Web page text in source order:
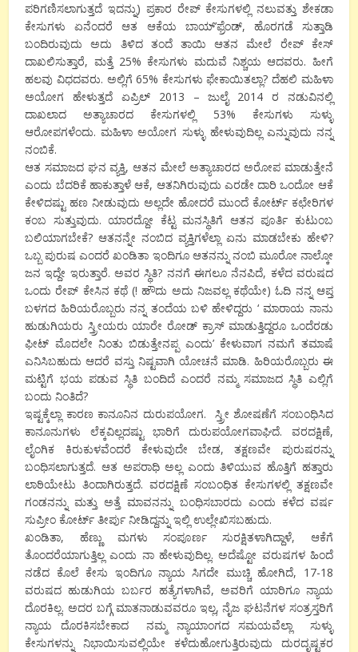
ಪರಿಗಣಿಸಲಾಗುತ್ತದೆ ಇದನ್ನು) ಪ್ರಕಾರ ರೇಪ್ ಕೇಸುಗಳಲ್ಲಿ ನಲುವತ್ತು ಶೇಕಡಾ
ಕೇಸುಗಳು ಏನೆಂದರೆ ಆತ ಆಕೆಯ ಬಾಯ್’ಫ್ರೆಂಡ್, ಹೊರಗಡೆ ಸುತ್ತಾಡಿ
ಬಂದಿರುವುದು ಅದು ತಿಳಿದ ತಂದೆ ತಾಯಿ ಆತನ ಮೇಲೆ ರೇಪ್ ಕೇಸ್
ದಾಖಲಿಸುತ್ತಾರೆ, ಮತ್ತೆ 25% ಕೇಸುಗಳು ಮದುವೆ ನಿಶ್ಚಯ ಆದವರು. ಹೀಗೆ
ಹಲವು ವಿಧದವರು. ಅಲ್ಲಿಗೆ 65% ಕೇಸುಗಳು ಫೇಕಾಯಿತಲ್ಲಾ? ದೆಹಲಿ ಮಹಿಳಾ
ಅಯೋಗ ಹೇಳುತ್ತದೆ ಏಪ್ರಿಲ್ 2013 – ಜುಲೈ 2014 ರ ನಡುವಿನಲ್ಲಿ
ದಾಖಲಾದ ಅತ್ಯಾಚಾರದ ಕೇಸುಗಳಲ್ಲಿ 53% ಕೇಸುಗಳು ಸುಳ್ಳು
ಆರೋಪಗಳೆಂದು. ಮಹಿಳಾ ಅಯೋಗ ಸುಳ್ಳು ಹೇಳುವುದಿಲ್ಲ ಎನ್ನುವುದು ನನ್ನ
ನಂಬಿಕೆ.
ಆತ ಸಮಾಜದ ಘನ ವ್ಯಕ್ತಿ, ಆತನ ಮೇಲೆ ಅತ್ಯಾಚಾರದ ಅರೋಪ ಮಾಡುತ್ತೇನೆ
ಎಂದು ಬೆದರಿಕೆ ಹಾಕುತ್ತಾಳೆ ಆಕೆ, ಆತನಿಗಿರುವುದು ಎರಡೇ ದಾರಿ ಒಂದೋ ಆಕೆ
ಕೇಳಿದಷ್ಟು ಹಣ ನೀಡುವುದು ಅಲ್ಲದೇ ಹೋದರೆ ಮುಂದೆ ಕೋರ್ಟ್ ಕಛೇರಿಗಳ
ಕಂಬ ಸುತ್ತುವುದು. ಯಾರದ್ದೋ ಕೆಟ್ಟ ಮನಸ್ಥಿತಿಗೆ ಆತನ ಪೂರ್ತಿ ಕುಟುಂಬ
ಬಲಿಯಾಗಬೇಕೆ? ಆತನನ್ನೇ ನಂಬಿದ ವ್ಯಕ್ತಿಗಳೆಲ್ಲಾ ಏನು ಮಾಡಬೇಕು ಹೇಳಿ?
ಒಬ್ಬ ಪುರುಷ ಎಂದರೆ ಖಂಡಿತಾ ಇಂದಿಗೂ ಆತನನ್ನು ನಂಬಿ ಮೂರೋ ನಾಲ್ಕೋ
ಜನ ಇದ್ದೇ ಇರುತ್ತಾರೆ. ಅವರ ಸ್ಥಿತಿ? ನನಗೆ ಈಗಲೂ ನೆನಪಿದೆ, ಕಳೆದ ವರುಷದ
ಒಂದು ರೇಪ್ ಕೇಸಿನ ಕಥೆ (! ಹೌದು ಅದು ನಿಜವಲ್ಲ ಕಥೆಯೇ) ಓದಿ ನನ್ನ ಆಪ್ತ
ಬಳಗದ ಹಿರಿಯರೊಬ್ಬರು ನನ್ನ ತಂದೆಯ ಬಳಿ ಹೇಳಿದ್ದರು ‘ ಮಾರಾಯ ನಾನು
ಹುಡುಗಿಯರು ಸ್ತ್ರೀಯರು ಯಾರೇ ರೋಡ್ ಕ್ರಾಸ್ ಮಾಡುತ್ತಿದ್ದರೂ ಒಂದೆರಡು
ಫೀಟ್ ಮೊದಲೇ ನಿಂತು ಬಿಡುತ್ತೇನಪ್ಪ ಎಂದು’ ಕೇಳುವಾಗ ನಮಗೆ ತಮಾಷೆ
ಎನಿಸಿಬಹುದು ಆದರೆ ವಸ್ತು ನಿಷ್ಟವಾಗಿ ಯೋಚನೆ ಮಾಡಿ. ಹಿರಿಯರೊಬ್ಬರು ಈ
ಮಟ್ಟಿಗೆ ಭಯ ಪಡುವ ಸ್ಥಿತಿ ಬಂದಿದೆ ಎಂದರೆ ನಮ್ಮ ಸಮಾಜದ ಸ್ಥಿತಿ ಎಲ್ಲಿಗೆ
ಬಂದು ನಿಂತಿದೆ?
ಇಷ್ಟಕ್ಕೆಲ್ಲಾ ಕಾರಣ ಕಾನೂನಿನ ದುರುಪಯೋಗ. ಸ್ತ್ರೀ ಶೋಷಣೆಗೆ ಸಂಬಂಧಿಸಿದ
ಕಾನೂನುಗಳು ಲೆಕ್ಕವಿಲ್ಲದಷ್ಟು ಭಾರಿಗೆ ದುರುಪಯೋಗವಾಘಿದೆ. ವರದಕ್ಷಿಣೆ,
ಲೈಂಗಿಕ ಕಿರುಕುಳವೆಂದರೆ ಕೇಳುವುದೇ ಬೇಡ, ತಕ್ಷಣವೇ ಪುರುಷರನ್ನು
ಬಂಧಿಸಲಾಗುತ್ತದೆ. ಆತ ಅಪರಾಧಿ ಅಲ್ಲ ಎಂದು ತಿಳಿಯುವ ಹೊತ್ತಿಗೆ ಹತ್ತಾರು
ಲಾಠಿಯೇಟು ತಿಂದಾಗಿರುತ್ತದೆ. ವರದಕ್ಷಿಣೆ ಸಂಬಂಧಿತ ಕೇಸುಗಳಲ್ಲಿ ತಕ್ಷಣವೇ
ಗಂಡನನ್ನು ಮತ್ತು ಅತ್ತೆ ಮಾವನನ್ನು ಬಂಧಿಸಬಾರದು ಎಂದು ಕಳೆದ ವರ್ಷ
ಸುಪ್ರೀಂ ಕೋರ್ಟ್ ತೀರ್ಪು ನೀಡಿದ್ದನ್ನು ಇಲ್ಲಿ ಉಲ್ಲೇಖಿಸಬಹುದು.
ಖಂಡಿತಾ, ಹೆಣ್ಣು ಮಗಳು ಸಂಪೂರ್ಣ ಸುರಕ್ಷಿತಳಾಗಿದ್ದಾಳೆ, ಆಕೆಗೆ
ತೊಂದರೆಯಾಗುತ್ತಿಲ್ಲ ಎಂದು ನಾ ಹೇಳುವುದಿಲ್ಲ. ಅದೆಷ್ಟೋ ವರುಷಗಳ ಹಿಂದೆ
ನಡೆದ ಕೊಲೆ ಕೇಸು ಇಂದಿಗೂ ನ್ಯಾಯ ಸಿಗದೇ ಮುಚ್ಚಿ ಹೋಗಿದೆ, 17-18
ವರುಷದ ಹುಡುಗಿಯ ಬರ್ಬರ ಹತ್ಯೆಗಳಾಗಿವೆ, ಅವರಿಗೆ ಯಾರಿಗೂ ನ್ಯಾಯ
ದೊರಕಿಲ್ಲ. ಅದರ ಬಗ್ಗೆ ಮಾತನಾಡುವವರೂ ಇಲ್ಲ, ನೈಜ ಘಟನೆಗಳ ಸಂತ್ರಸ್ತರಿಗೆ
ನ್ಯಾಯ ದೊರಕಿಸಬೇಕಾದ ನಮ್ಮ ನ್ಯಾಯಾಂಗದ ಸಮಯವೆಲ್ಲಾ ಸುಳ್ಳು
ಕೇಸುಗಳನ್ನು ನಿಭಾಯಿಸುವಲ್ಲಿಯೇ ಕಳೆದುಹೋಗುತ್ತಿರುವುದು ದುರದೃಷ್ಟಕರ